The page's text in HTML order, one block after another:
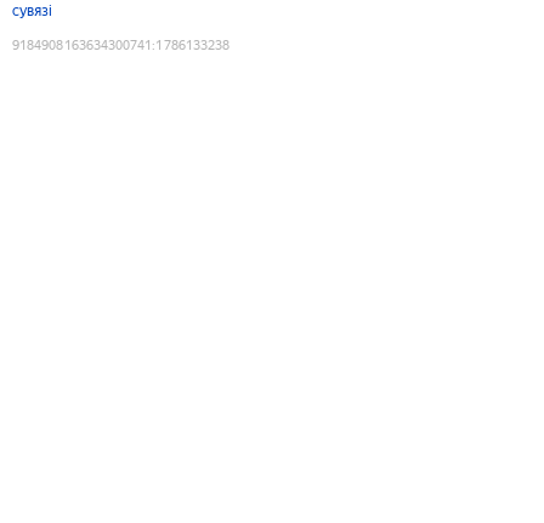
сувязі
9184908163634300741 :1786133238